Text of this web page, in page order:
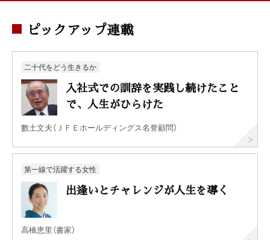
ピックアップ連載
二十代をどう生きるか
入社式での訓辞を実践し続けたこと
で、人生がひらけた
數土文夫（ＪＦＥホールディングス名誉顧問）
第一線で活躍する女性
出逢いとチャレンジが人生を導く
高橋恵里（書家）